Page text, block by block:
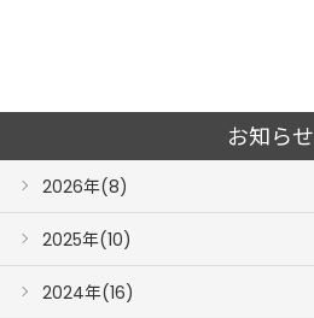
お知らせ
2026年(8)
2025年(10)
2024年(16)